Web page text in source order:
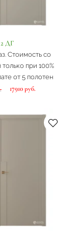
ДГ
Стоимость со
при 100%
от 5 полотен
17910 руб.